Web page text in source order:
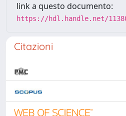
link a questo documento:
https://hdl.handle.net/
Citazioni